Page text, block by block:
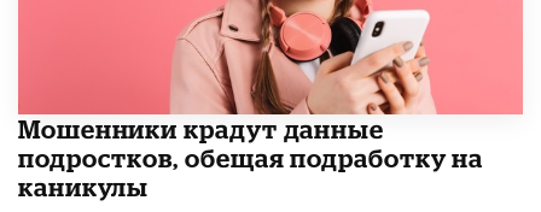
Мошенники крадут данные
подростков, обещая подработку на
каникулы